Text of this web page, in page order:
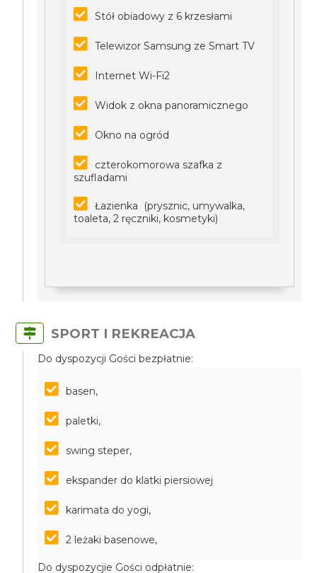
Stół obiadowy z 6 krzesłami
Telewizor Samsung ze Smart TV
Internet Wi-Fi2
Widok z okna panoramicznego
Okno na ogród
czterokomorowa szafka z
szufladami
Łazienka (prysznic, umywalka,
toaleta, 2 ręczniki, kosmetyki)
SPORT I REKREACJA
Do dyspozycji Gości bezpłatnie:
basen,
paletki,
swing steper,
ekspander do klatki piersiowej
karimata do yogi,
2 leżaki basenowe,
Do dyspozycjie Gości odpłatnie: